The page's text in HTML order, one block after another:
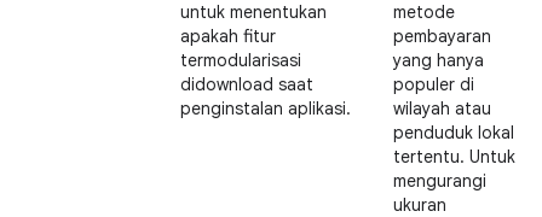
untuk menentukan
apakah fitur
termodularisasi
didownload saat
penginstalan aplikasi.
metode
pembayaran
yang hanya
populer di
wilayah atau
penduduk lokal
tertentu. Untuk
mengurangi
ukuran